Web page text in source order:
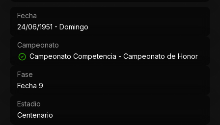
Fecha
24/06/1951 - Domingo
Campeonato
Campeonato Competencia - Campeonato de Honor
Fase
Fecha 9
Estadio
Centenario